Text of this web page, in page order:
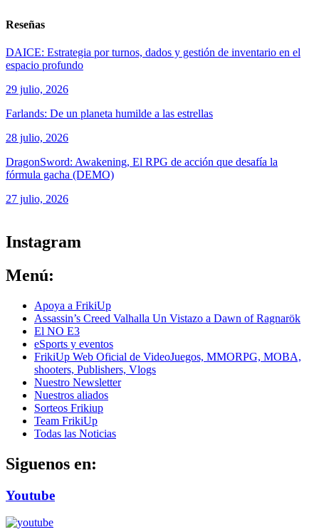
Reseñas
DAICE: Estrategia por turnos, dados y gestión de inventario en el
espacio profundo
29 julio, 2026
Farlands: De un planeta humilde a las estrellas
28 julio, 2026
DragonSword: Awakening, El RPG de acción que desafía la
fórmula gacha (DEMO)
27 julio, 2026
Instagram
Menú:
Apoya a FrikiUp
Assassin’s Creed Valhalla Un Vistazo a Dawn of Ragnarök
El NO E3
eSports y eventos
FrikiUp Web Oficial de VideoJuegos, MMORPG, MOBA,
shooters, Publishers, Vlogs
Nuestro Newsletter
Nuestros aliados
Sorteos Frikiup
Team FrikiUp
Todas las Noticias
Siguenos en:
Youtube